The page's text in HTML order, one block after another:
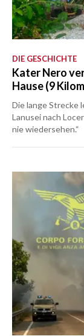
DIE GESCHICHTE
Kater Nero
Hause (9
Die lange Strecke
Lanusei nach
nie wiedersehen.“